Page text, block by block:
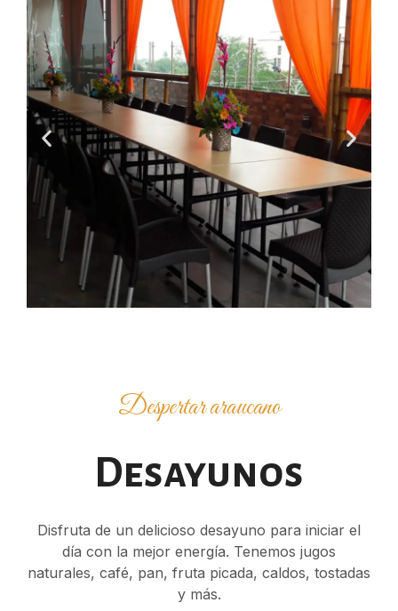
Despertar araucano
Desayunos
Disfruta de un delicioso desayuno para iniciar el
día con la mejor energía. Tenemos jugos
naturales, café, pan, fruta picada, caldos, tostadas
y más.